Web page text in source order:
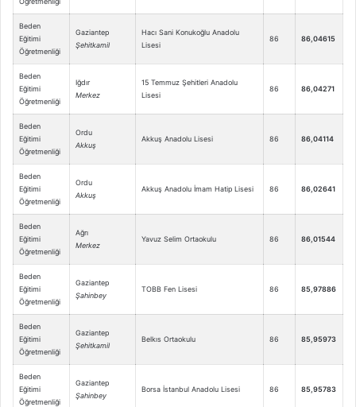
Beden
Eğitimi
Öğretmenliği
Gaziantep
Şehitkamil
Hacı Sani Konukoğlu Anadolu
Lisesi
86 86,04615
Beden
Eğitimi
Öğretmenliği
Iğdır
Merkez
15 Temmuz Şehitleri Anadolu
Lisesi
86 86,04271
Beden
Eğitimi
Öğretmenliği
Ordu
Akkuş
Akkuş Anadolu Lisesi 86 86,04114
Beden
Eğitimi
Öğretmenliği
Ordu
Akkuş
Akkuş Anadolu İmam Hatip Lisesi 86 86,02641
Beden
Eğitimi
Öğretmenliği
Ağrı
Merkez
Yavuz Selim Ortaokulu 86 86,01544
Beden
Eğitimi
Öğretmenliği
Gaziantep
Şahinbey
TOBB Fen Lisesi 86 85,97886
Beden
Eğitimi
Öğretmenliği
Gaziantep
Şehitkamil
Belkıs Ortaokulu 86 85,95973
Beden
Eğitimi
Öğretmenliği
Gaziantep
Şahinbey
Borsa İstanbul Anadolu Lisesi 86 85,95783